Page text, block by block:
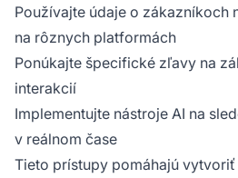
Používajte údaje o zákazníkoch
na rôznych platformách
Ponúkajte špecifické zľavy na
interakcií
Implementujte nástroje AI na
v reálnom čase
Tieto prístupy pomáhajú